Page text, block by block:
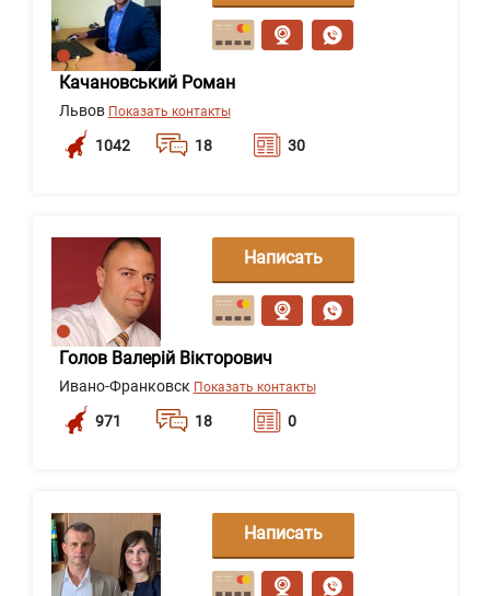
Качановський Роман
Львов Показать контакты
1042 18 30
сообщение
Голов Валерій Вікторович
Ивано-Франковск Показать контакты
971 18 0
Написать
сообщение
Написать
сообщение